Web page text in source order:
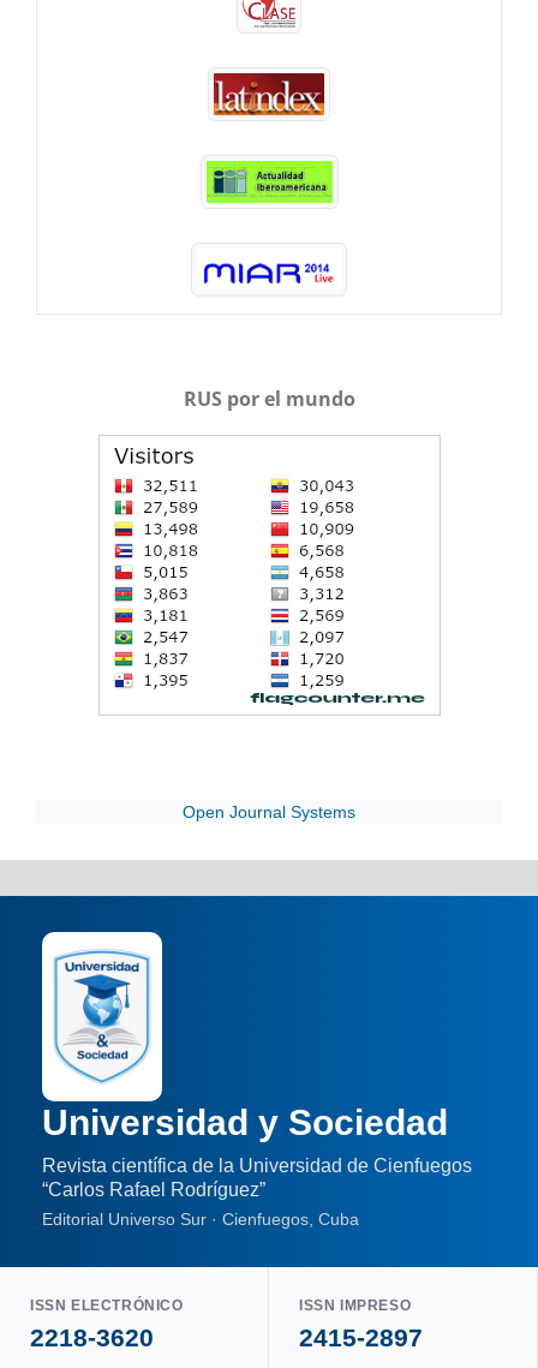
RUS por el mundo
Open Journal Systems
Universidad y Sociedad
Revista científica de la Universidad de Cienfuegos
“Carlos Rafael Rodríguez”
Editorial Universo Sur · Cienfuegos, Cuba
ISSN ELECTRÓNICO
2218-3620
ISSN IMPRESO
2415-2897